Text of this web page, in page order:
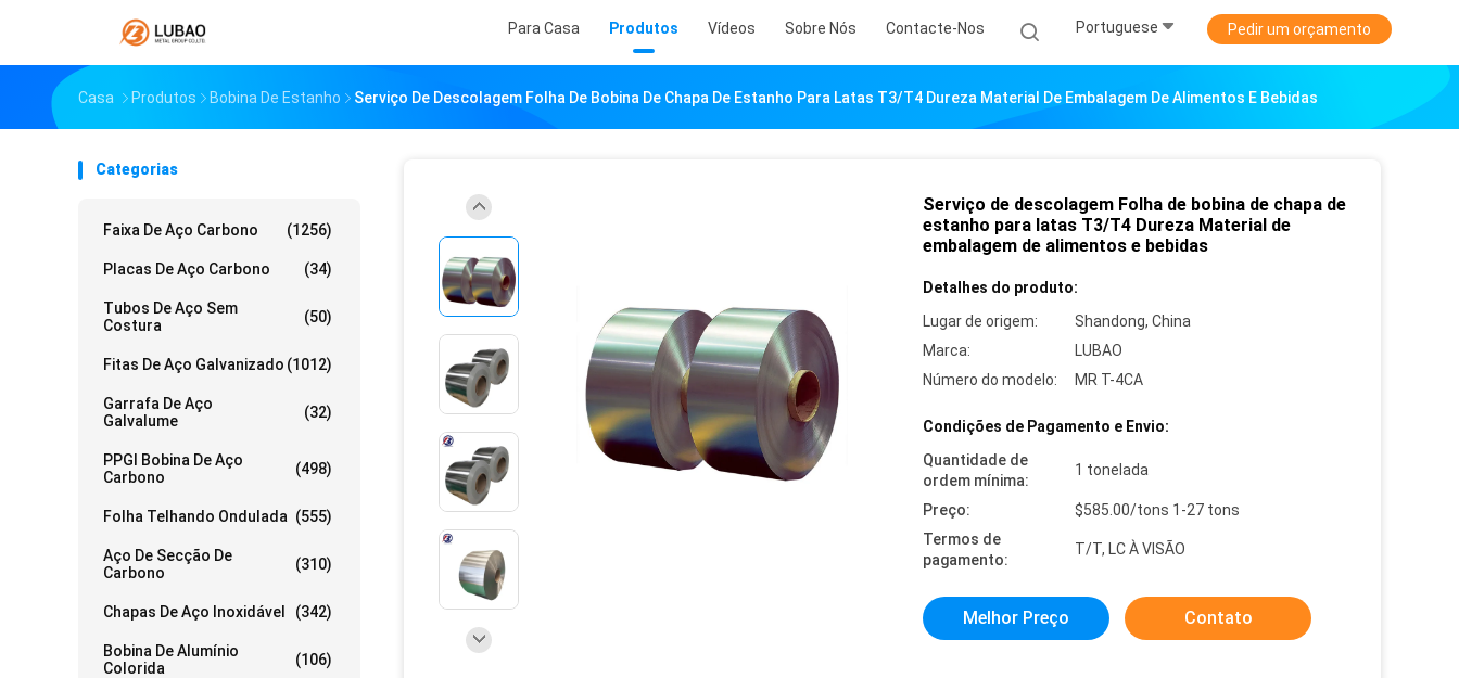
Para Casa Produtos Vídeos Sobre Nós Contacte-Nos Portuguese Pedir um orçamento
Casa Produtos Bobina De Estanho Serviço De Descolagem Folha De Bobina De Chapa De Estanho Para Latas T3/T4 Dureza Material De Embalagem De Alimentos E Bebidas
Categorias
Faixa De Aço Carbono (1256)
Placas De Aço Carbono (34)
Tubos De Aço Sem
Costura
(50)
Fitas De Aço Galvanizado (1012)
Garrafa De Aço
Galvalume
(32)
PPGI Bobina De Aço
Carbono
(498)
Folha Telhando Ondulada (555)
Aço De Secção De
Carbono
(310)
Chapas De Aço Inoxidável (342)
Bobina De Alumínio
Colorida
(106)
Serviço de descolagem Folha de bobina de chapa de
estanho para latas T3/T4 Dureza Material de
embalagem de alimentos e bebidas
Detalhes do produto:
Lugar de origem:
Shandong, China
Marca:
LUBAO
Número do modelo:
MR T-4CA
Condições de Pagamento e Envio:
Quantidade de
ordem mínima:
1 tonelada
Preço:
$585.00/tons 1-27 tons
Termos de
pagamento:
T/T, LC À VISÃO
Melhor Preço Contato